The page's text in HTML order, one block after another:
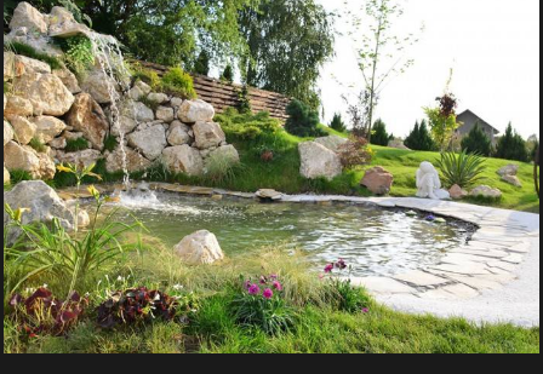
FANTANI DECORATIVE DE GRADINA – OAZA DE RELAXARE
Iazuri si Cascade